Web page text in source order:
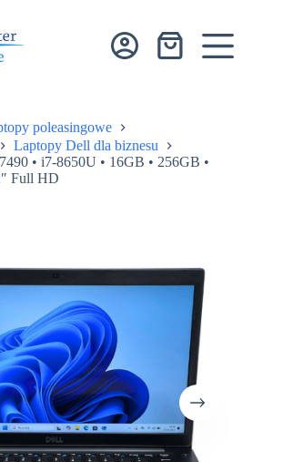
Koszyk
poleasingowe
Laptopy Dell dla biznesu
• i7-8650U • 16GB • 256GB •
Full HD